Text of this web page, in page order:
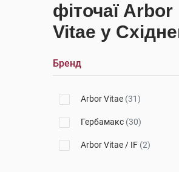
фіточаї Arbor
Vitae у
Бренд
Arbor Vitae (31)
Гербамакс (30)
Arbor Vitae / IF (2)